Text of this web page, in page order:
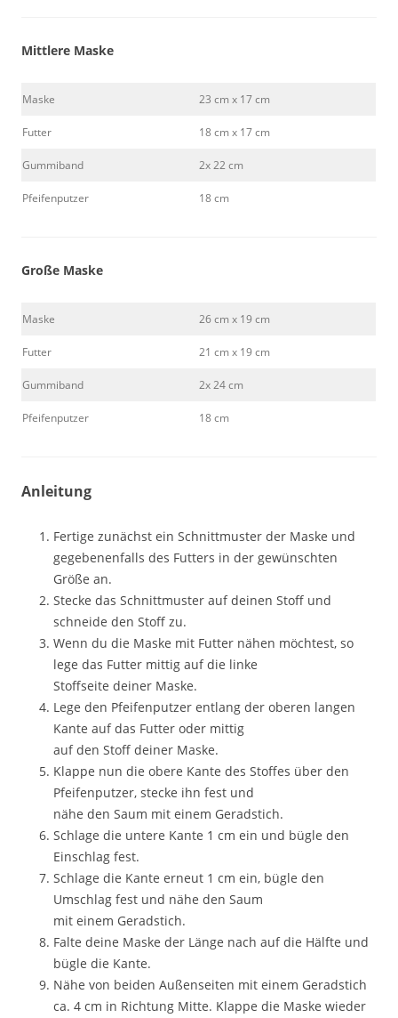
Mittlere Maske
Maske 23 cm x 17 cm
Futter 18 cm x 17 cm
Gummiband 2x 22 cm
Pfeifenputzer 18 cm
Große Maske
Maske 26 cm x 19 cm
Futter 21 cm x 19 cm
Gummiband 2x 24 cm
Pfeifenputzer 18 cm
Anleitung
Fertige zunächst ein Schnittmuster der Maske und
gegebenenfalls des Futters in der gewünschten
Größe an.
Stecke das Schnittmuster auf deinen Stoff und
schneide den Stoff zu.
Wenn du die Maske mit Futter nähen möchtest, so
lege das Futter mittig auf die linke
Stoffseite deiner Maske.
Lege den Pfeifenputzer entlang der oberen langen
Kante auf das Futter oder mittig
auf den Stoff deiner Maske.
Klappe nun die obere Kante des Stoffes über den
Pfeifenputzer, stecke ihn fest und
nähe den Saum mit einem Geradstich.
Schlage die untere Kante 1 cm ein und bügle den
Einschlag fest.
Schlage die Kante erneut 1 cm ein, bügle den
Umschlag fest und nähe den Saum
mit einem Geradstich.
Falte deine Maske der Länge nach auf die Hälfte und
bügle die Kante.
Nähe von beiden Außenseiten mit einem Geradstich
ca. 4 cm in Richtung Mitte. Klappe die Maske wieder